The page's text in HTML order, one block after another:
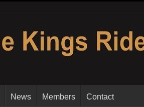
News Members Contact